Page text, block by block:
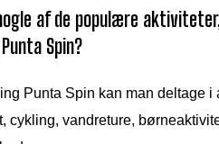
af de populære
Spin?
Punta Spin kan man deltage i
cykling, vandreture,